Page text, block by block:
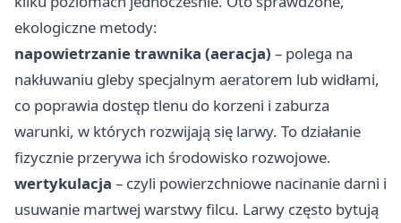
ekologiczne metody:
napowietrzanie trawnika (aeracja) – polega na
nakłuwaniu gleby specjalnym aeratorem lub widłami,
co poprawia dostęp tlenu do korzeni i zaburza
warunki, w których rozwijają się larwy. To działanie
fizycznie przerywa ich środowisko rozwojowe.
wertykulacja – czyli powierzchniowe nacinanie darni i
usuwanie martwej warstwy filcu. Larwy często bytują